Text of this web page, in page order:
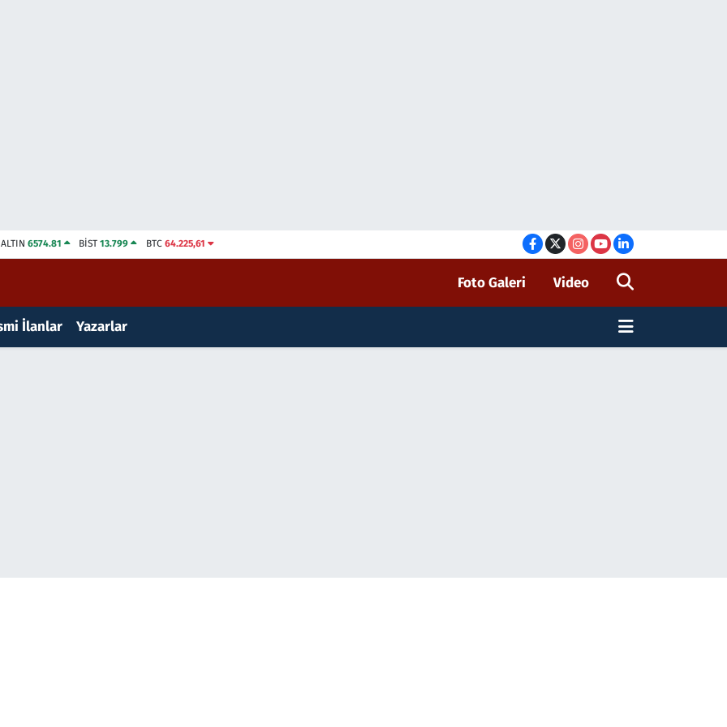
ALTIN 6574.81 BİST13.799 BTC 64.225,61
Foto Galeri Video
İlanlar Yazarlar